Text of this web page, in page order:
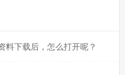
料下载后，怎么打开呢？